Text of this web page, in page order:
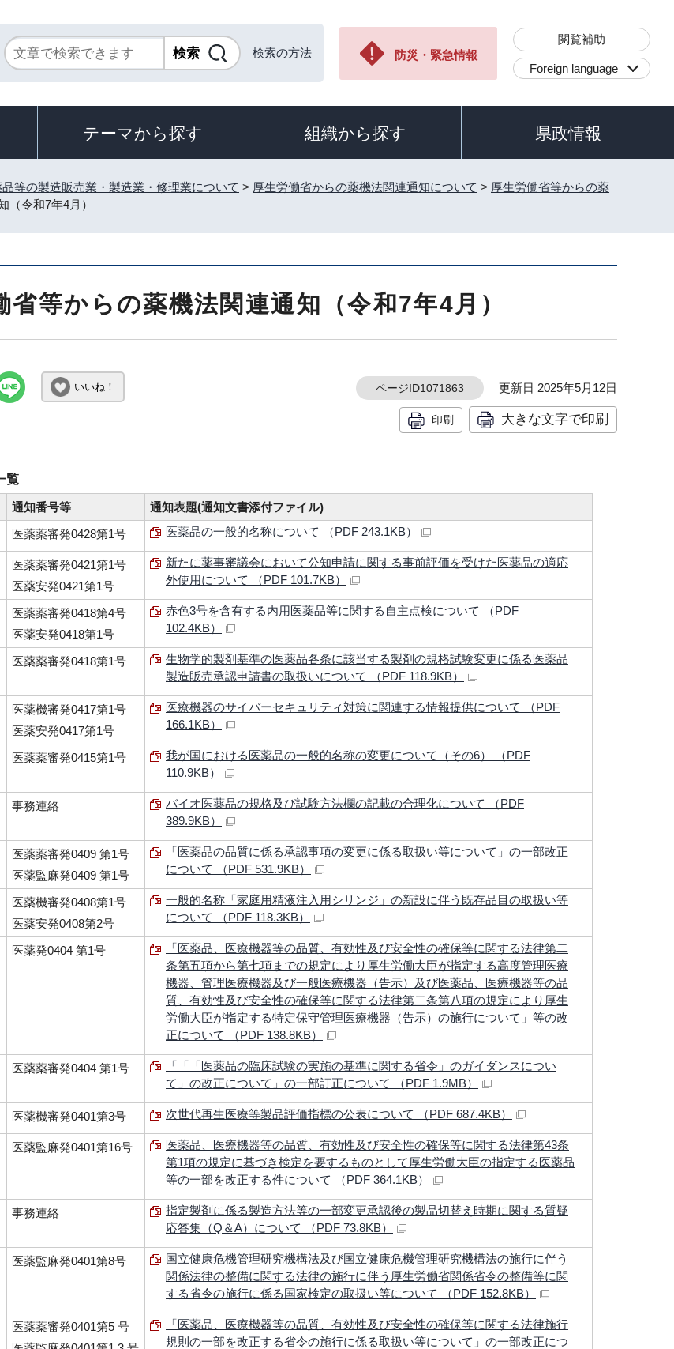
検索の方法 防災・緊急情報
閲覧補助
Foreign language
テーマから探す 組織から探す 県政情報
品等の製造販売業・製造業・修理業について > 厚生労働省からの薬機法関連通知について > 厚生労働省等からの薬
（令和7年4月）
省等からの薬機法関連通知（令和7年4月）
いいね！ ページID1071863 更新日 2025年5月12日
印刷 大きな文字で印刷
覧
通知番号等
通知表題(通知文書添付ファイル)
医薬薬審発0428第1号 医薬品の一般的名称について （PDF 243.1KB）
医薬薬審発0421第1号
医薬安発0421第1号
新たに薬事審議会において公知申請に関する事前評価を受けた医薬品の適応
外使用について （PDF 101.7KB）
医薬薬審発0418第4号
医薬安発0418第1号
赤色3号を含有する内用医薬品等に関する自主点検について （PDF
102.4KB）
医薬薬審発0418第1号
生物学的製剤基準の医薬品各条に該当する製剤の規格試験変更に係る医薬品
製造販売承認申請書の取扱いについて （PDF 118.9KB）
医薬機審発0417第1号
医薬安発0417第1号
医療機器のサイバーセキュリティ対策に関連する情報提供について （PDF
166.1KB）
医薬薬審発0415第1号
我が国における医薬品の一般的名称の変更について（その6） （PDF
110.9KB）
事務連絡
バイオ医薬品の規格及び試験方法欄の記載の合理化について （PDF
389.9KB）
医薬薬審発0409 第1号
医薬監麻発0409 第1号
「医薬品の品質に係る承認事項の変更に係る取扱い等について」の一部改正
について （PDF 531.9KB）
医薬機審発0408第1号
医薬安発0408第2号
一般的名称「家庭用精液注入用シリンジ」の新設に伴う既存品目の取扱い等
について （PDF 118.3KB）
医薬発0404 第1号
「医薬品、医療機器等の品質、有効性及び安全性の確保等に関する法律第二
条第五項から第七項までの規定により厚生労働大臣が指定する高度管理医療
機器、管理医療機器及び一般医療機器（告示）及び医薬品、医療機器等の品
質、有効性及び安全性の確保等に関する法律第二条第八項の規定により厚生
労働大臣が指定する特定保守管理医療機器（告示）の施行について」等の改
正について （PDF 138.8KB）
医薬薬審発0404 第1号
「「「医薬品の臨床試験の実施の基準に関する省令」のガイダンスについ
て」の改正について」の一部訂正について （PDF 1.9MB）
医薬機審発0401第3号 次世代再生医療等製品評価指標の公表について （PDF 687.4KB）
医薬監麻発0401第16号
医薬品、医療機器等の品質、有効性及び安全性の確保等に関する法律第43条
第1項の規定に基づき検定を要するものとして厚生労働大臣の指定する医薬品
等の一部を改正する件について （PDF 364.1KB）
事務連絡
指定製剤に係る製造方法等の一部変更承認後の製品切替え時期に関する質疑
応答集（Q＆A）について （PDF 73.8KB）
医薬監麻発0401第8号
国立健康危機管理研究機構法及び国立健康危機管理研究機構法の施行に伴う
関係法律の整備に関する法律の施行に伴う厚生労働省関係省令の整備等に関
する省令の施行に係る国家検定の取扱い等について （PDF 152.8KB）
医薬薬審発0401第5 号
「医薬品、医療機器等の品質、有効性及び安全性の確保等に関する法律施行
規則の一部を改正する省令の施行に係る取扱い等について」の一部改正につ